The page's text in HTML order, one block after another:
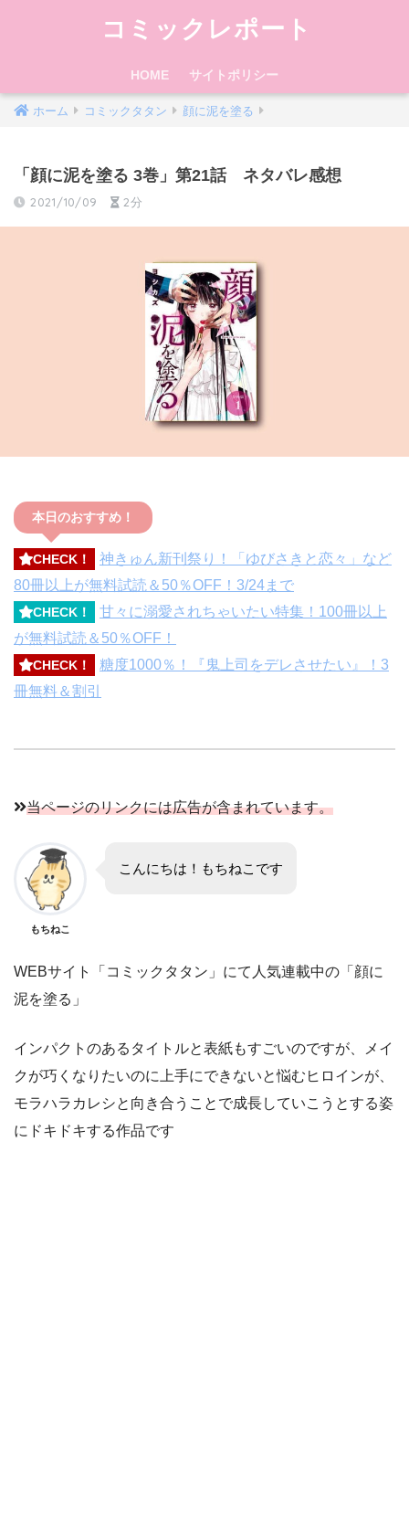
コミックレポート
HOME サイトポリシー
ホーム コミックタタン 顔に泥を塗る
「顔に泥を塗る 3巻」第21話 ネタバレ感想
2021/10/09 2分
本日のおすすめ！
CHECK！
神きゅん新刊祭り！「ゆびさきと恋々」など
80冊以上が無料試読＆50％OFF！3/24まで
CHECK！
甘々に溺愛されちゃいたい特集！100冊以上
が無料試読＆50％OFF！
CHECK！
糖度1000％！『鬼上司をデレさせたい』！3
冊無料＆割引
当ページのリンクには広告が含まれています。
もちねこ
こんにちは！もちねこです
WEBサイト「コミックタタン」にて人気連載中の「顔に
泥を塗る」
インパクトのあるタイトルと表紙もすごいのですが、メイ
クが巧くなりたいのに上手にできないと悩むヒロインが、
モラハラカレシと向き合うことで成長していこうとする姿
にドキドキする作品です